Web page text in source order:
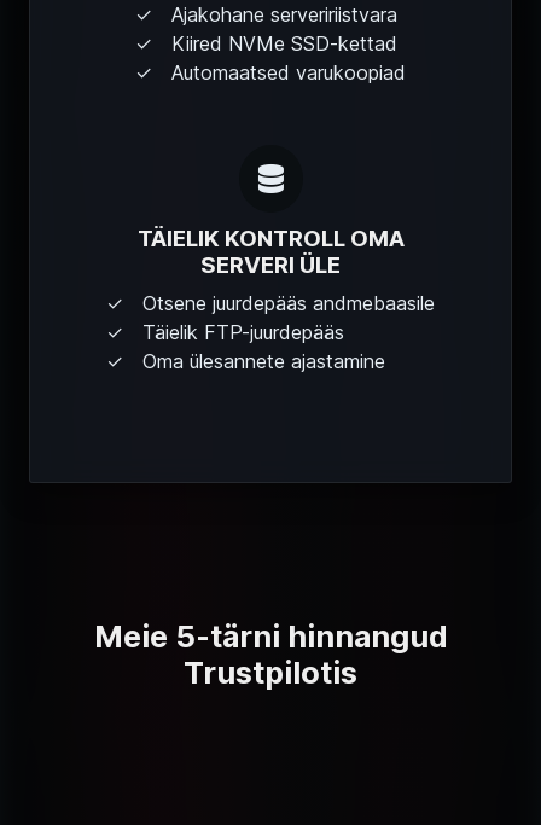
Ajakohane serveririistvara
Kiired NVMe SSD-kettad
Automaatsed varukoopiad
TÄIELIK KONTROLL OMA
SERVERI ÜLE
Otsene juurdepääs andmebaasile
Täielik FTP-juurdepääs
Oma ülesannete ajastamine
Meie 5-tärni hinnangud
Trustpilotis